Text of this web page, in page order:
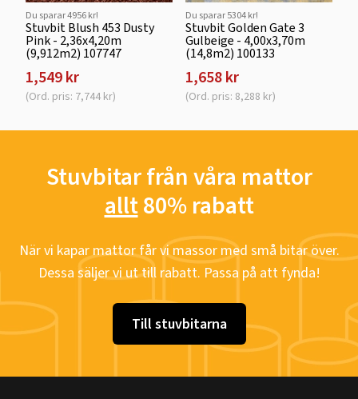
Du sparar 4956 kr!
Stuvbit Blush 453 Dusty
Pink - 2,36x4,20m
(9,912m2) 107747
1,549 kr
(Ord. pris: 7,744 kr)
Du sparar 5304 kr!
Stuvbit Golden Gate 3
Gulbeige - 4,00x3,70m
(14,8m2) 100133
1,658 kr
(Ord. pris: 8,288 kr)
Stuvbitar från våra mattor
allt80% rabatt
När vi kapar mattor får vi massor med små bitar över.
Dessa säljer vi ut till rabatt. Passa på att fynda!
Till stuvbitarna